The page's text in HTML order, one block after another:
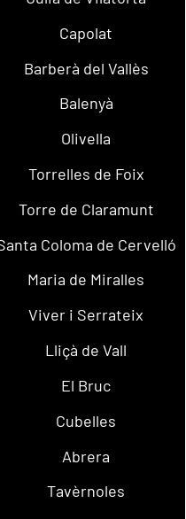
Capolat
Barberà del Vallès
Balenyà
Olivella
Torrelles de Foix
Torre de Claramunt
Coloma de Cervelló
Maria de Miralles
Viver i Serrateix
Lliçà de Vall
El Bruc
Cubelles
Abrera
Tavèrnoles